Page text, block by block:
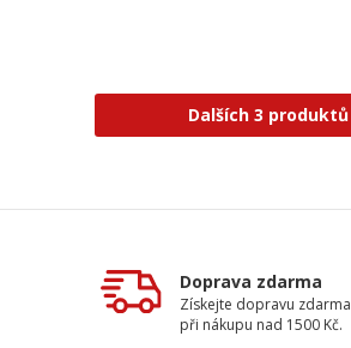
Dalších 3 produktů
Doprava zdarma
Získejte dopravu zdarma
při nákupu nad 1500 Kč.